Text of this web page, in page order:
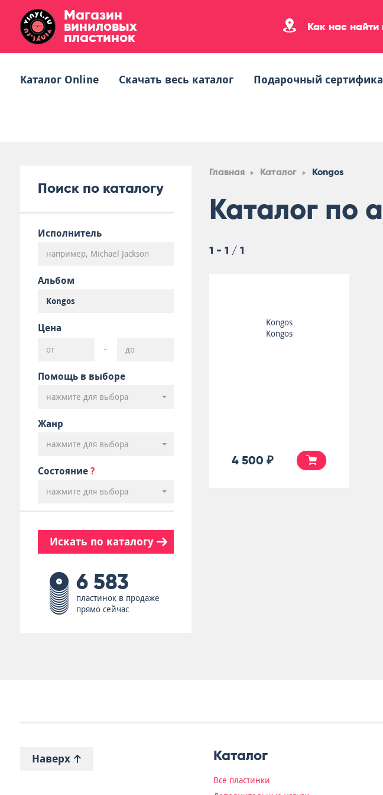
Магазин
виниловых
пластинок
Как нас
Каталог Online Скачать весь каталог Подарочный
Поиск по каталогу
Исполнитель
Альбом
Цена
-
Помощь в выборе
нажмите для выбора
Жанр
нажмите для выбора
Состояние ?
нажмите для выбора
Искать по каталогу
6 583
пластинок в продаже
прямо сейчас
Главная Каталог Kongos
Каталог по
1 - 1 / 1
Kongos
Kongos
4 500 ₽
Наверх Каталог
Все пластинки